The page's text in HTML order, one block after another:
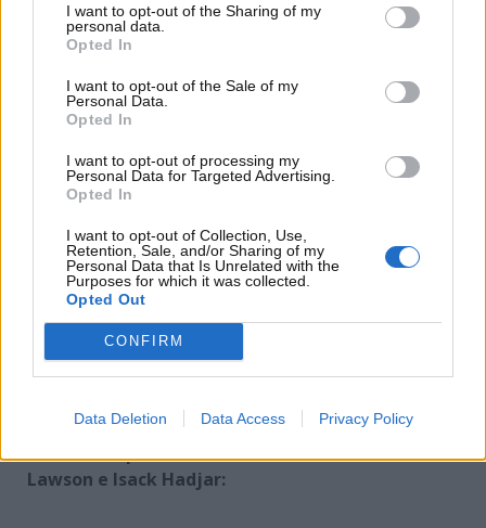
I want to opt-out of the Sharing of my
personal data.
Opted In
I want to opt-out of the Sale of my
Personal Data.
Opted In
I want to opt-out of processing my
Personal Data for Targeted Advertising.
Opted In
I want to opt-out of Collection, Use,
Retention, Sale, and/or Sharing of my
Personal Data that Is Unrelated with the
Purposes for which it was collected.
Opted Out
CONFIRM
Data Deletion Data Access Privacy Policy
Red Bull: possibile avvicendamento tra Hadjar e
Lawson, Helmut Marko già mette pressione –
www.motorinews24.com
Situazione che avrebbe messo già in preallarme
Helmut Marko. Quest’ultimo, d’altronde, sembra
Viaplaynelle ore antecedenti alla gara di Shangai, in
merito a unpossibile avvicendamento tra Liam
Lawson e Isack Hadjar: